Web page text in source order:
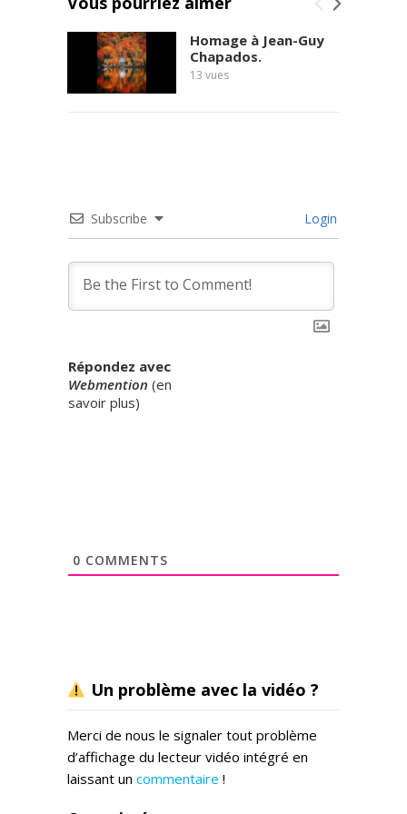
Homage à Jean-Guy
Chapados.
13 vues
Subscribe Login
Répondez avec
Webmention (en
savoir plus)
0 COMMENTS
Un problème avec la vidéo ?
Merci de nous le signaler tout problème
d’affichage du lecteur vidéo intégré en
laissant un commentaire !